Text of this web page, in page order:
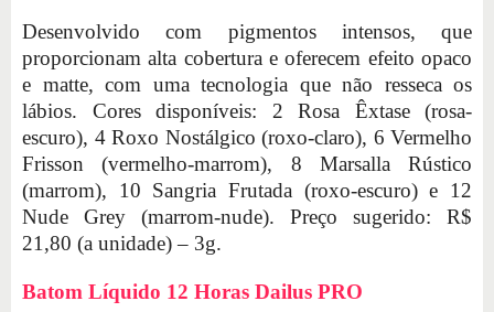
Desenvolvido com pigmentos intensos, que
proporcionam alta cobertura e oferecem efeito opaco
e matte, com uma tecnologia que não resseca os
lábios. Cores disponíveis: 2 Rosa Êxtase (rosa-
escuro), 4 Roxo Nostálgico (roxo-claro), 6 Vermelho
Frisson (vermelho-marrom), 8 Marsalla Rústico
(marrom), 10 Sangria Frutada (roxo-escuro) e 12
Nude Grey (marrom-nude). Preço sugerido: R$
21,80 (a unidade) – 3g.
Batom Líquido 12 Horas Dailus PRO